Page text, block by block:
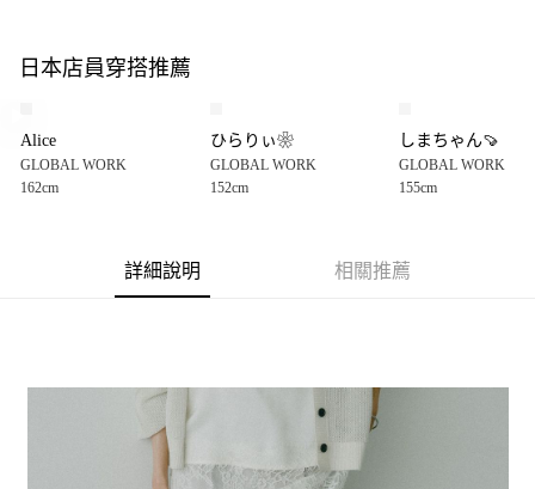
全盈+PAY
1.本服務由台灣大哥大提供，台灣大哥大用戶可立即使用無須另外申請。
2.付款方式選擇「大哥付你分期」，訂單成立後會自動跳轉到大哥付的交易
3.實際核准額度、可分期數及費用金額請依後續交易確認頁面所載為準。
4.訂單成立30分鐘內，如未前往確認交易或遇審核未通過，訂單將自動取
消。如遇「轉專審核」未通過狀況，表示未達大哥付你分期系統評分，恕無
醒簡訊。
2.透過簡訊連結打開帳單後，可選擇「超商條碼／台灣大直營門市／銀行轉
帳／街口支付／iPASS MONEY」等通路繳費。
AFTEE先享後付
１．於結帳方式選擇「AFTEE先享後付」後，將跳轉至「AFTEE先享後付」
結帳頁面，進行簡訊認證並確認金額後，即可完成結帳。
２．訂單成立數日內，您將收到繳費通知簡訊。
３．收到繳費通知簡訊後14天內，點擊此簡訊中的連結，可透過四大超商／
ATM／網路銀行／等多元方式進行付款，方視為交易完成。
全家 取貨付款
每筆NT$80，滿NT$1,500(含以上)免運費
每筆NT$80，滿NT$1,500(含以上)免運費
日本店員穿搭推薦
Alice
GLOBAL WORK
162cm
ひらりぃ❀
GLOBAL WORK
152cm
しまちゃん🍠
GLOBAL WORK
155cm
詳細說明 相關推薦